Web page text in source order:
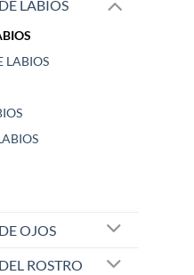
LABIOS
LABIOS
OJOS
ROSTRO